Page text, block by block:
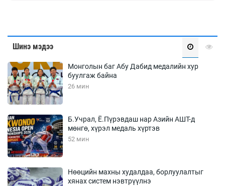
Шинэ мэдээ
Монголын баг Абу Дабид медалийн хур
буулгаж байна
26 мин
Б.Учрал, Ё.Пүрэвдаш нар Азийн АШТ-д
мөнгө, хүрэл медаль хүртэв
52 мин
Нөөцийн махны худалдаа, борлуулалтыг
хянах систем нэвтрүүлнэ